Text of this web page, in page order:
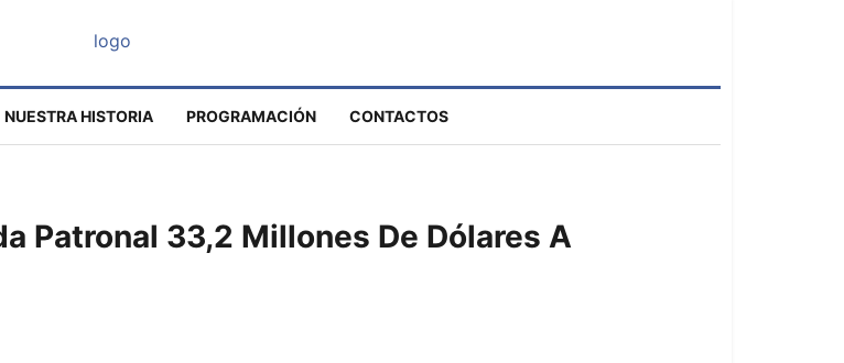
NUESTRA HISTORIA PROGRAMACIÓN CONTACTOS
Patronal 33,2 Millones De Dólares A